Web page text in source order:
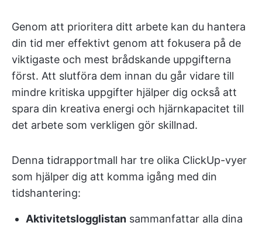
Genom att prioritera ditt arbete kan du hantera
din tid mer effektivt genom att fokusera på de
viktigaste och mest brådskande uppgifterna
först. Att slutföra dem innan du går vidare till
mindre kritiska uppgifter hjälper dig också att
spara din kreativa energi och hjärnkapacitet till
det arbete som verkligen gör skillnad.
Denna tidrapportmall har tre olika ClickUp-vyer
som hjälper dig att komma igång med din
tidshantering:
Aktivitetslogglistan sammanfattar alla dina